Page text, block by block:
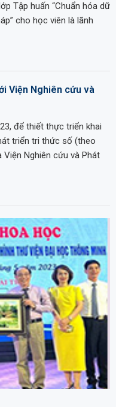
Tập huấn “Chuẩn hóa dữ
cho học viên là lãnh
Viện Nghiên cứu và
để thiết thực triển khai
triển tri thức số (theo
Nghiên cứu và Phát